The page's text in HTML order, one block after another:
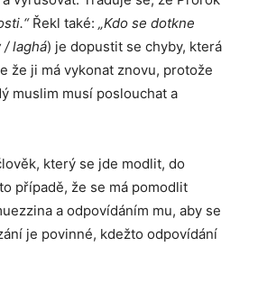
Řekl také: „Kdo se dotkne
/ laghá) je dopustit se chyby, která
že ji má vykonat znovu, protože
muslim musí poslouchat a
který se jde modlit, do
případě, že se má pomodlit
a odpovídáním mu, aby se
je povinné, kdežto odpovídání